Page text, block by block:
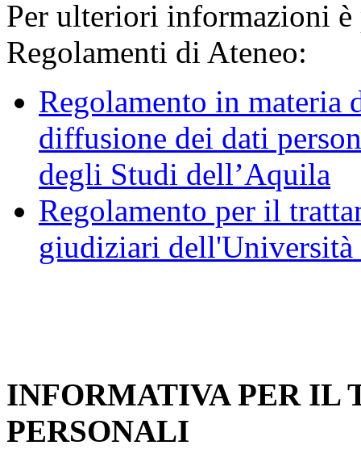
Per ulteriori informazioni è
Regolamenti di Ateneo:
Regolamento in materia
diffusione dei dati
degli Studi dell’Aquila
Regolamento per il
giudiziari
INFORMATIVA PER IL
PERSONALI